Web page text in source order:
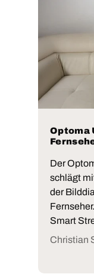
Optoma
Der
schlägt
der
Smart
Christian